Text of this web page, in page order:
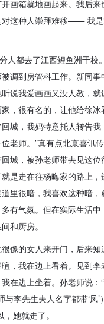
肖像方式来从事主题
这一方面的创作了。
看，李宗津很有可能
家之一。
的主项，而他对色彩
其是对外光效果的把
独特的才能和性情。
画箱就地画起来。我后
对这种人崇拜难移—— 我
人都去了江西鲤鱼洲干校
调到房管科工作。新同
说我爱画画又没人教，就
，很有名的，让他给徐冰
城，我妈特意托人转告我
老师。”真有点北京喜讯
城，被孙老师带去见这位
是走在往杨晦家的路上
里很暗，我喜欢这种暗，
有气氛。但在实际生活中
和厨房。
像的女人来开门，后来知
，我在边上看着。见到
在边上坐着。孙老师说：
与李先生夫人名字都带‘凤
她就走了。
尽事宜，经双方友好
，并不得违反相关法
甲乙双方签字（盖章
括纸质档和电子档，
一份，均具有同等法
接受并承担本协议
参加此次活动的权
与自己的家属沟通
意本免责声明。参
已知晓并同意。
条款，并且同意。
尽事宜，经双方友好
，并不得违反相关法
甲乙双方签字（盖章
括纸质档和电子档，
一份，均具有同等法
接受并承担本协议
参加此次活动的权
与自己的家属沟通
意本免责声明。参
已知晓并同意。
条款，并且同意。
尽事宜，经双方友好
，并不得违反相关法
甲乙双方签字（盖章
括纸质档和电子档，
一份，均具有同等法
接受并承担本协议
参加此次活动的权
与自己的家属沟通
意本免责声明。参
已知晓并同意。
条款，并且同意。